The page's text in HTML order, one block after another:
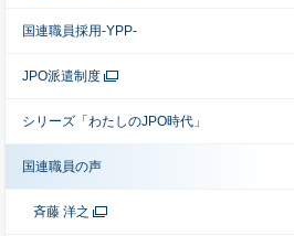
国連職員採用-YPP-
JPO派遣制度
シリーズ「わたしのJPO時代」
国連職員の声
斉藤 洋之